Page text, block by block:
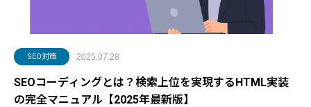
SEO対策 2025.07.28
SEOコーディングとは？検索上位を実現するHTML実装
の完全マニュアル【2025年最新版】